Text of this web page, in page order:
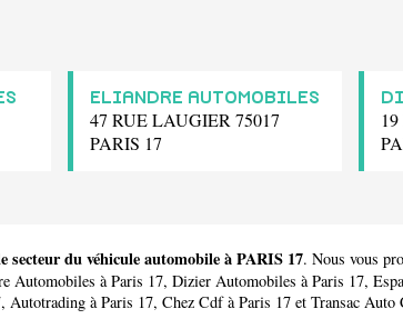
ELIANDRE AUTOMOBILES
47 RUE LAUGIER 75017
PARIS 17
secteur du véhicule automobile à PARIS 17. Nous vous
Automobiles à Paris 17, Dizier Automobiles à Paris 17,
Autotrading à Paris 17, Chez Cdfà Paris 17 et Transac Auto